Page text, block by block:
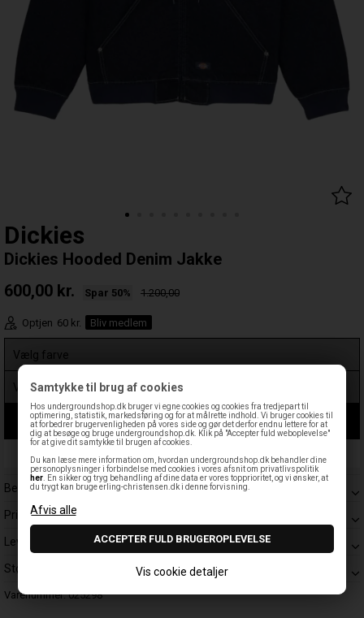
Samtykke til brug af cookies
Hos undergroundshop.dk bruger vi egne cookies og cookies fra tredjepart til
optimering, statistik, markedsføring og for at målrette indhold. Vi bruger cookies til
at forbedrer brugervenligheden på vores side og gør det derfor endnu lettere for at
dig at besøge og bruge undergroundshop.dk. Klik på "Accepter fuld weboplevelse"
for at give dit samtykke til brugen af cookies.
Du kan læse mere information om, hvordan undergroundshop.dk behandler dine
personoplysninger i forbindelse med cookies i vores afsnit om privatlivspolitik
her . En sikker og tryg behandling af dine data er vores topprioritet, og vi ønsker, at
du trygt kan bruge erling-christensen.dk i denne forvisning.
Vis cookie detaljer
Dickies
Dickies Hooded Denim Jakke
600,00 kr. Spar 50% 1.200,00
Optjen 60 kr. Bliv medlem
LÆG I KURV
Leveringstid: 1-3 hverdage
Beskrivelse
Prisgaranti
Levering
Størrelsesguide
Varenummer:025298